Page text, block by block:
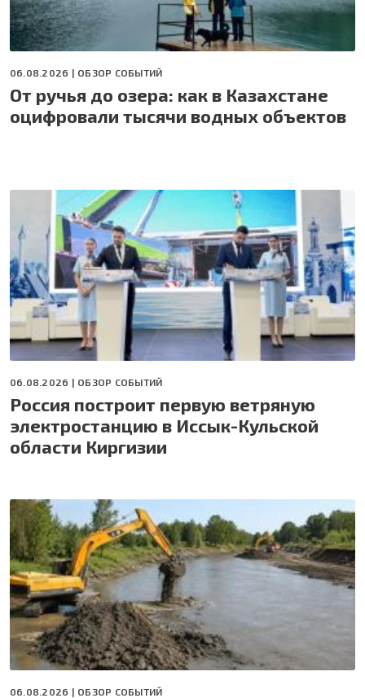
06.08.2026 | ОБЗОР СОБЫТИЙ
От ручья до озера: как в Казахстане
оцифровали тысячи водных объектов
06.08.2026 | ОБЗОР СОБЫТИЙ
Россия построит первую ветряную
электростанцию в Иссык-Кульской
области Киргизии
06.08.2026 | ОБЗОР СОБЫТИЙ